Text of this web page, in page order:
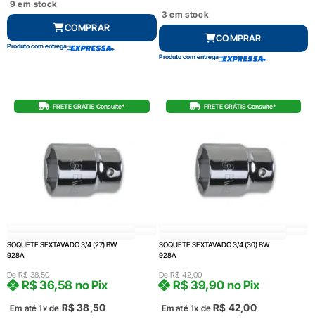
9 em stock
COMPRAR
Produto com entrega
3 em stock
COMPRAR
Produto com entrega
FRETE GRÁTIS Consulte*
SOQUETE SEXTAVADO 3/4 (27) BW
928A
DeR$38,50
Em até 1x de R$38,50
R$36,58 no Pix
FRETE GRÁTIS Consulte*
SOQUETE SEXTAVADO 3/4 (30) BW
928A
DeR$42,00
Em até 1x de R$ 42,00
R$39,90 no Pix